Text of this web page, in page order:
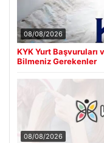
08/08/2026
KYK Yurt Başvuruları
Bilmeniz Gerekenler
08/08/2026